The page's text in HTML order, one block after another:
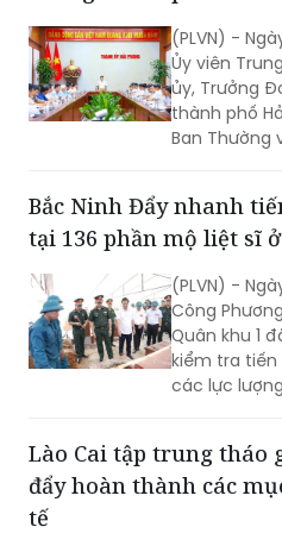
(PLVN) -
Ủy viên
ủy, Trưởng
thành phố Hải Phòng
Ban Thường
thành phố
tầm nhìn
Bắc Ninh Đẩy nhanh
tại 136 phần mộ liệt sĩ
(PLVN) -
Công
Quân khu 1
kiểm tra
các lực
Lào Cai tập trung tháo
đẩy hoàn thành các
tế